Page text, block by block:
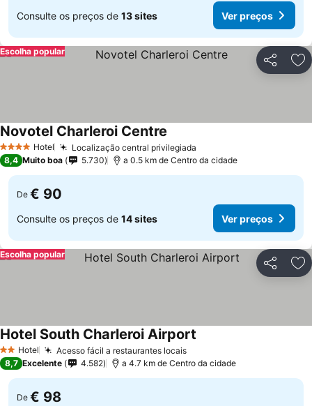
Consulte os preços de 13 sites Ver preços
Partilhar
Escolha popular
4 EstrelasHotel Localização central privilegiada
Novotel Charleroi Centre
8,4 Muito boa 5.730 a 0.5 km de Centro da cidade
De € 90
Consulte os preços de 14 sites Ver preços
Partilhar
Escolha popular
2 Estrelas
Hotel Acesso fácil a restaurantes locais
Hotel South Charleroi Airport
8,7 Excelente 4.582 a 4.7 km de Centro da cidade
De € 98